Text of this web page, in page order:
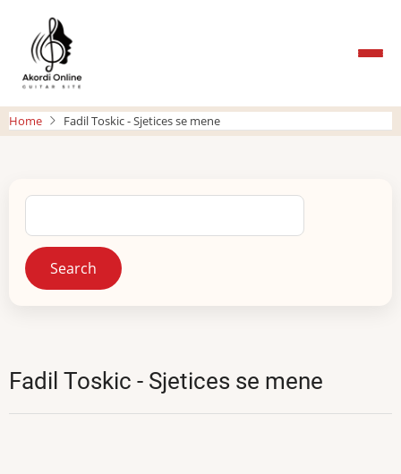
main
content
Home Fadil Toskic - Sjetices se mene
Search
Fadil Toskic - Sjetices se mene